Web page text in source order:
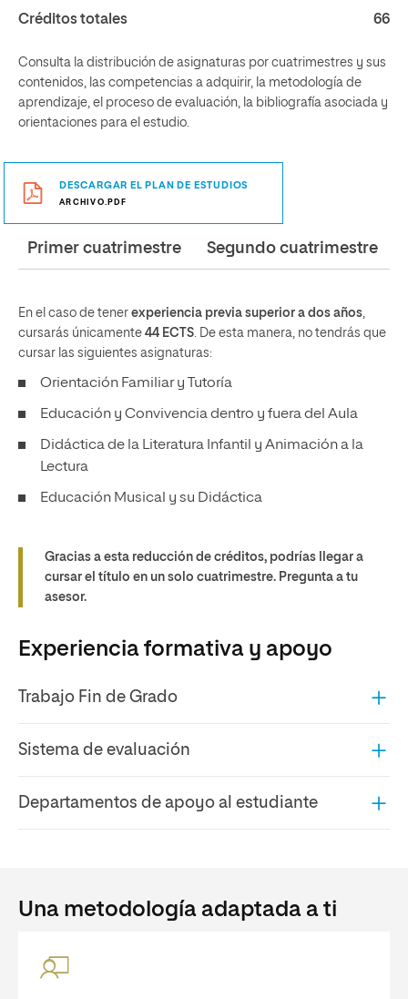
Créditos totales 66
Consulta la distribución de asignaturas por cuatrimestres y sus
contenidos, las competencias a adquirir, la metodología de
aprendizaje, el proceso de evaluación, la bibliografía asociada y
orientaciones para el estudio.
DESCARGAR EL PLAN DE ESTUDIOS
ARCHIVO.PDF
Primer cuatrimestre Segundo cuatrimestre
En el caso de tener experiencia previa superior a dos años,
cursarás únicamente 44 ECTS. De esta manera, no tendrás que
cursar las siguientes asignaturas:
Orientación Familiar y Tutoría
Educación y Convivencia dentro y fuera del Aula
Didáctica de la Literatura Infantil y Animación a la
Lectura
Educación Musical y su Didáctica
Gracias a esta reducción de créditos, podrías llegar a
cursar el título en un solo cuatrimestre. Pregunta a tu
asesor.
Experiencia formativa y apoyo
Trabajo Fin de Grado
Sistema de evaluación
Departamentos de apoyo al estudiante
Una metodología adaptada a ti